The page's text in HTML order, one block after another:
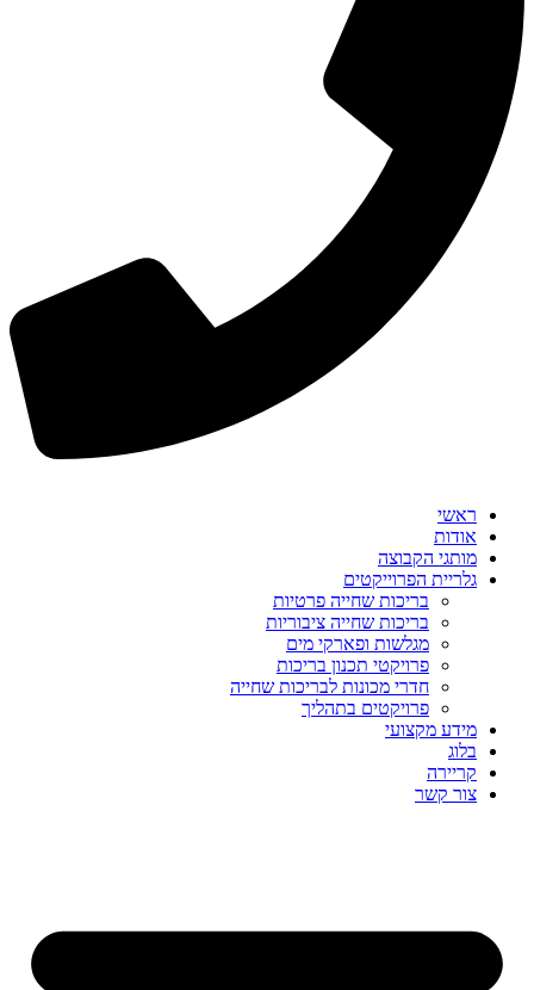
ראשי
אודות
מותגי הקבוצה
גלריית הפרוייקטים
בריכות שחייה פרטיות
בריכות שחייה ציבוריות
מגלשות ופארקי מים
פרויקטי תכנון בריכות
חדרי מכונות לבריכות שחייה
פרויקטים בתהליך
מידע מקצועי
בלוג
קריירה
צור קשר